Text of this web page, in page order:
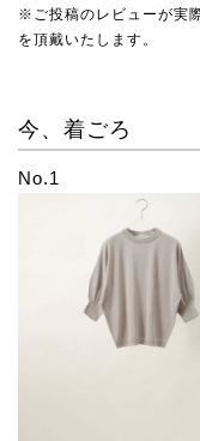
※ご投稿のレビューが実
を頂戴いたします。
今、着ごろ
No.1